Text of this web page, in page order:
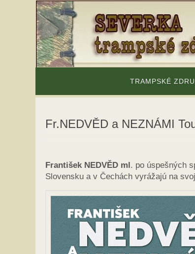
TRAMPSKÉ
Fr.NEDVĚD a NEZNÁMI
František NEDVĚD ml. po úspešných
Slovensku a v Čechách vyrážajú na